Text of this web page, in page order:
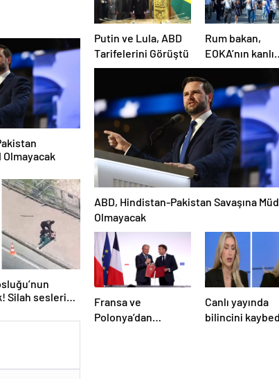
Olmayacak
Silah sesleri
Putin ve Lula, ABD
Tarifelerini Görüştü
Rum bakan,
EOKA’nın kanlı
mirasına sahip
Girne’yi hedef
gösterdi
ABD, Hindistan-Pakistan Savaşına
Olmayacak
Fransa ve
Polonya’dan
Canlı yayında
bilincini